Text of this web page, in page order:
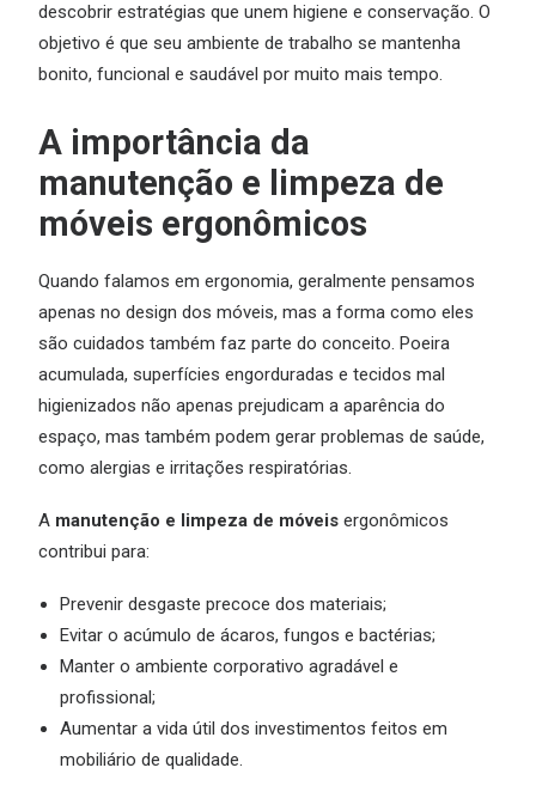
descobrir estratégias que unem higiene e conservação. O
objetivo é que seu ambiente de trabalho se mantenha
bonito, funcional e saudável por muito mais tempo.
A importância da
manutenção e limpeza de
móveis ergonômicos
Quando falamos em ergonomia, geralmente pensamos
apenas no design dos móveis, mas a forma como eles
são cuidados também faz parte do conceito. Poeira
acumulada, superfícies engorduradas e tecidos mal
higienizados não apenas prejudicam a aparência do
espaço, mas também podem gerar problemas de saúde,
como alergias e irritações respiratórias.
A manutenção e limpeza de móveis ergonômicos
contribui para:
Prevenir desgaste precoce dos materiais;
Evitar o acúmulo de ácaros, fungos e bactérias;
Manter o ambiente corporativo agradável e
profissional;
Aumentar a vida útil dos investimentos feitos em
mobiliário de qualidade.